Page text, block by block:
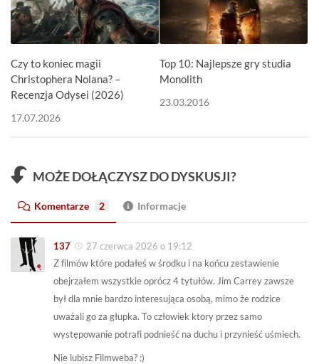
Czy to koniec magii
Christophera Nolana? –
Recenzja Odysei (2026)
17.07.2026
Top 10: Najlepsze gry studia
Monolith
23.03.2016
MOŻE DOŁĄCZYSZ DO DYSKUSJI?
Komentarze 2 Informacje
137
27 czerwca 2026 o 19:12
Z filmów które podałeś w środku i na końcu zestawienie
obejrzałem wszystkie oprócz 4 tytułów. Jim Carrey zawsze
był dla mnie bardzo interesująca osobą, mimo że rodzice
uważali go za głupka. To człowiek ktory przez samo
występowanie potrafi podnieść na duchu i przynieść uśmiech.
Nie lubisz Filmweba? :)